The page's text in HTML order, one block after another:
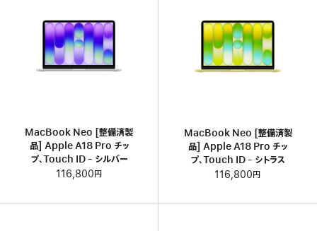
MacBook Neo [整備済製
品] Apple A18 Pro チッ
プ、Touch ID - シルバー
116,800円
MacBook Neo [整備済製
品] Apple A18 Pro チッ
プ、Touch ID - シトラス
116,800円